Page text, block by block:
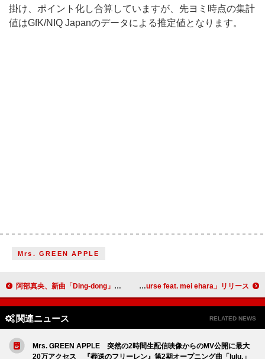
掛け、ポイント化し合算していますが、先ヨミ時点の集計
値はGfK/NIQ Japanのデータによる推定値となります。
Mrs. GREEN APPLE
阿部真央、新曲「Ding-dong」起用のTVアニメ『透明男と人間女』ノンクレジットOP映像公開 Noridogam、mei eharaを客演に迎えた「Hazard Course feat. mei ehara」リリース
関連ニュース RELATED NEWS
Mrs. GREEN APPLE 突然の2時間生配信映像からのMV公開に最大
20万アクセス 『葬送のフリーレン』第2期オープニング曲「lulu.」